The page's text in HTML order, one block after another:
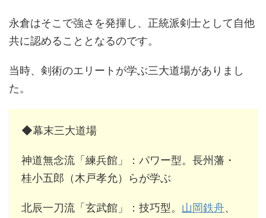
永倉はそこで強さを発揮し、正統派剣士として自他
共に認めることとなるのです。
当時、剣術のエリートが学ぶ三大道場がありまし
た。
◆幕末三大道場
神道無念流「練兵館」：パワー型。長州藩・
桂小五郎（木戸孝允）らが学ぶ
北辰一刀流「玄武館」：技巧型。 山岡鉄舟、